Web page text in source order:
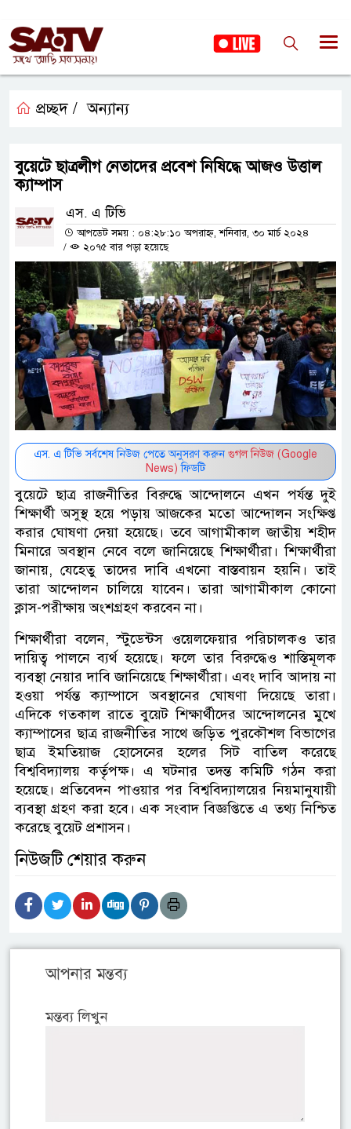
প্রচ্ছদ / অন্যান্য
বুয়েটে ছাত্রলীগ নেতাদের প্রবেশ নিষিদ্ধে আজও উত্তাল
ক্যাম্পাস
এস. এ টিভি
আপডেট সময় : ০৪:২৮:১০ অপরাহ্ন, শনিবার, ৩০ মার্চ ২০২৪
/
২০৭৫ বার পড়া হয়েছে
এস. এ টিভি সর্বশেষ নিউজ পেতে অনুসরণ করুন গুগল নিউজ (Google
News) ফিডটি
বুয়েটে ছাত্র রাজনীতির বিরুদ্ধে আন্দোলনে এখন পর্যন্ত দুই
শিক্ষার্থী অসুস্থ হয়ে পড়ায় আজকের মতো আন্দোলন সংক্ষিপ্ত
করার ঘোষণা দেয়া হয়েছে। তবে আগামীকাল জাতীয় শহীদ
মিনারে অবস্থান নেবে বলে জানিয়েছে শিক্ষার্থীরা। শিক্ষার্থীরা
জানায়, যেহেতু তাদের দাবি এখনো বাস্তবায়ন হয়নি। তাই
তারা আন্দোলন চালিয়ে যাবেন। তারা আগামীকাল কোনো
ক্লাস-পরীক্ষায় অংশগ্রহণ করবেন না।
শিক্ষার্থীরা বলেন, স্টুডেন্টস ওয়েলফেয়ার পরিচালকও তার
দায়িত্ব পালনে ব্যর্থ হয়েছে। ফলে তার বিরুদ্ধেও শাস্তিমূলক
ব্যবস্থা নেয়ার দাবি জানিয়েছে শিক্ষার্থীরা। এবং দাবি আদায় না
হওয়া পর্যন্ত ক্যাম্পাসে অবস্থানের ঘোষণা দিয়েছে তারা।
এদিকে গতকাল রাতে বুয়েট শিক্ষার্থীদের আন্দোলনের মুখে
ক্যাম্পাসের ছাত্র রাজনীতির সাথে জড়িত পুরকৌশল বিভাগের
ছাত্র ইমতিয়াজ হোসেনের হলের সিট বাতিল করেছে
বিশ্ববিদ্যালয় কর্তৃপক্ষ। এ ঘটনার তদন্ত কমিটি গঠন করা
হয়েছে। প্রতিবেদন পাওয়ার পর বিশ্ববিদ্যালয়ের নিয়মানুযায়ী
ব্যবস্থা গ্রহণ করা হবে। এক সংবাদ বিজ্ঞপ্তিতে এ তথ্য নিশ্চিত
করেছে বুয়েট প্রশাসন।
নিউজটি শেয়ার করুন
আপনার মন্তব্য
মন্তব্য লিখুন